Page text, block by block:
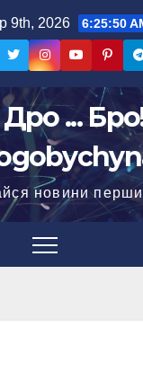
9th, 2026 6:25:51
...
новини